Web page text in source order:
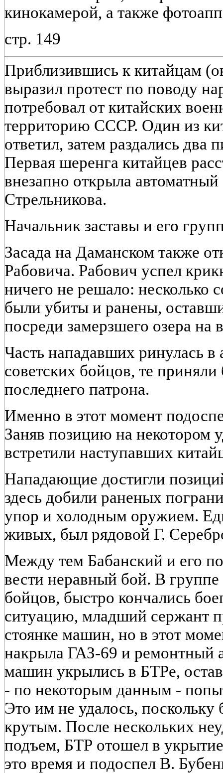
кинокамерой, а также
стр. 149
Приблизившись к китайцам
выразил протест по поводу
потребовал от китайских
территорию СССР. Один из
ответил, затем раздались два
Первая шеренга китайцев
внезапно открыла
Стрельникова.
Начальник заставы и его
Засада на Даманском также
Рабовича. Рабович успел
ничего не решало: несколько
были убиты и ранены,
посреди замерзшего озера на
Часть нападавших ринулась в
советских бойцов, те
последнего патрона.
Именно в этот момент
Заняв позицию на некотором
встретили наступавших
Нападающие достигли
здесь добили раненых
упор и холодным оружием.
живых, был рядовой Г.
Между тем Бабанский и его
вести неравный бой. В
бойцов, быстро кончались
ситуацию, младший сержант
стоянке машин, но в этот
накрыла ГАЗ-69 и ремонтный
машин укрылись в БТРе,
- по некоторым данным -
Это им не удалось, поскольку
крутым. После нескольких
подъем, БТР отошел в
это время и подоспел В.